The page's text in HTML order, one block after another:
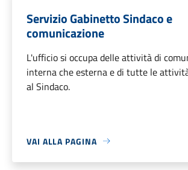
Servizio Gabinetto Sindaco e
comunicazione
L'ufficio si occupa delle attività di
interna che esterna e di tutte le
al Sindaco.
VAI ALLA PAGINA